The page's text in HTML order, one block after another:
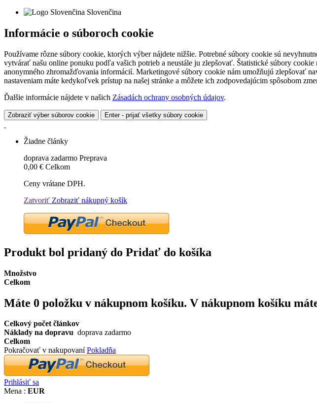
Slovenčina
Informácie o súboroch cookie
Používame rôzne súbory cookie, ktorých výber nájdete nižšie. Potrebné súbory cookie sú
vytvárať našu online ponuku podľa vašich potrieb a neustále ju zlepšovať. Štatistické súbory
anonymného zhromažďovania informácií. Marketingové súbory cookie nám umožňujú zlepšovať
nastaveniam máte kedykoľvek prístup na našej stránke a môžete ich zodpovedajúcim spôsobom
Ďalšie informácie nájdete v našich Zásadách ochrany osobných údajov.
Zobraziť výber súborov cookie Enter - prijať všetky súbory cookie
Žiadne články
doprava zadarmo Preprava
0,00 € Celkom
Ceny vrátane DPH.
Zatvoriť Zobraziť nákupný košík
Produkt bol pridaný do Pridať do košíka
Množstvo
Celkom
Máte 0 položku v nákupnom košíku. V nákupnom košíku
Celkový počet článkov
Náklady na dopravu doprava zadarmo
Celkom
Pokračovať v nakupovaníPokladňa
Prihlásiť sa
Mena : EUR